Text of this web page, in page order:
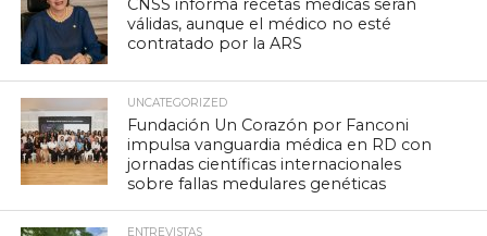
CNSS informa recetas médicas serán
válidas, aunque el médico no esté
contratado por la ARS
UNCATEGORIZED
Fundación Un Corazón por Fanconi
impulsa vanguardia médica en RD con
jornadas científicas internacionales
sobre fallas medulares genéticas
ENTREVISTAS